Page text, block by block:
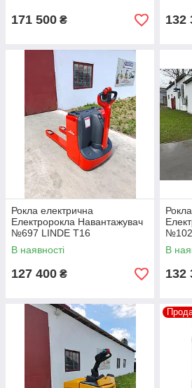
171 500 ₴ 132
Рокла електрична
Електророкла Навантажувач
№697 LINDE T16
В наявності
127 400 ₴
В
132